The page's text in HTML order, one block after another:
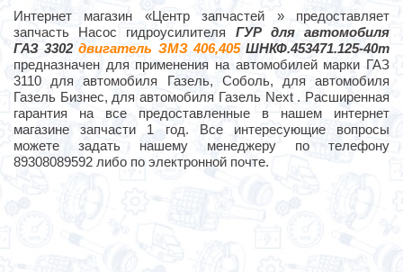
Интернет магазин «Центр запчастей » предоставляет
запчасть Насос гидроусилителя ГУР для автомобиля
ГАЗ 3302двигатель ЗМЗ 406,405ШНКФ.453471.125-40т
предназначен для применения на автомобилей марки ГАЗ
3110 для автомобиля Газель, Соболь, для автомобиля
Газель Бизнес, для автомобиля Газель Next . Расширенная
гарантия на все предоставленные в нашем интернет
магазине запчасти 1 год. Все интересующие вопросы
можете задать нашему менеджеру по телефону
89308089592 либо по электронной почте.